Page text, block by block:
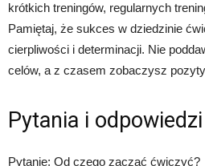
krótkich treningów, regularnych
Pamiętaj, że sukces w dziedzinie
cierpliwości i determinacji. Nie
celów, a z czasem zobaczysz
Pytania i odpowiedzi
Pytanie: Od czego zacząć ćwiczyć?